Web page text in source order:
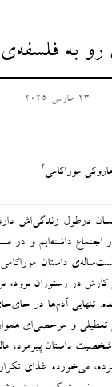
رو به
23 مارس 2025
موراکامی2
درطول زندگی‌اش
داشته‌ایم و در
داستان
در رستوران برود،
تنهایی آدم‌ها در
تعطیلی و مرخصی‌ای
شخصیت داستان
می‌خورده. غذای